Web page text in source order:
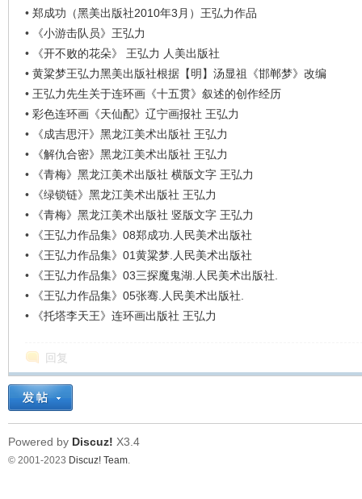
• 郑成功（黑美出版社2010年3月）王弘力作品
•
《小游击队员》王弘力
•
《开不败的花朵》 王弘力 人美出版社
• 黄粱梦王弘力黑美出版社根据【明】汤显祖《邯郸梦》改编
• 王弘力先生关于连环画《十五贯》叙述的创作经历
• 彩色连环画《天仙配》辽宁画报社 王弘力
•
《成吉思汗》黑龙江美术出版社 王弘力
•
《解仇合密》黑龙江美术出版社 王弘力
•
《青梅》黑龙江美术出版社 横版文字 王弘力
•
《绿锁链》黑龙江美术出版社 王弘力
•
《青梅》黑龙江美术出版社 竖版文字 王弘力
•
《王弘力作品集》08郑成功.人民美术出版社
•
《王弘力作品集》01黄粱梦.人民美术出版社
•
《王弘力作品集》03三探魔鬼湖.人民美术出版社.
•
《王弘力作品集》05张骞.人民美术出版社.
•
《托塔李天王》连环画出版社 王弘力
回复
Powered by Discuz! X3.4
© 2001-2023 Discuz! Team.